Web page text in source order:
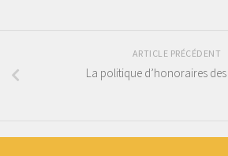
ARTICLE PRÉCÉDENT
La politique d’honoraires